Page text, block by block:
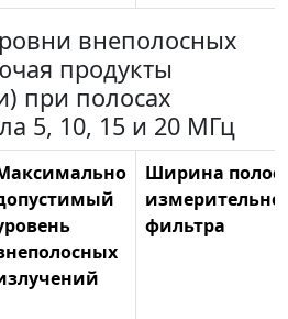
внеполосных
продукты
при полосах
5, 10, 15 и 20 МГц
Ширина
фильтра